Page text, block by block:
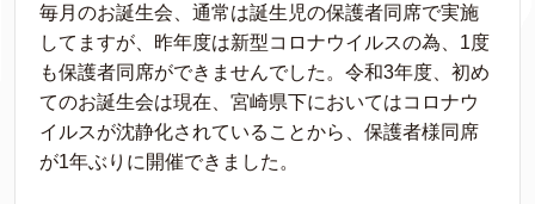
毎月のお誕生会、通常は誕生児の保護者同席で実施
してますが、昨年度は新型コロナウイルスの為、1度
も保護者同席ができませんでした。令和3年度、初め
てのお誕生会は現在、宮崎県下においてはコロナウ
イルスが沈静化されていることから、保護者様同席
が1年ぶりに開催できました。